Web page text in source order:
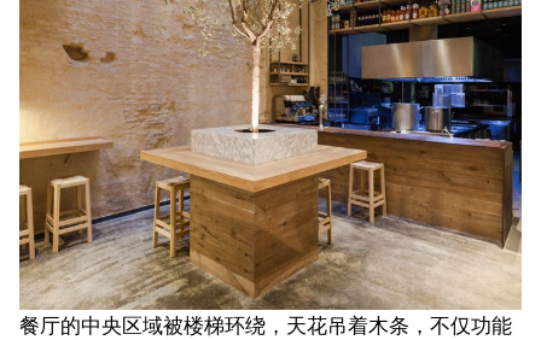
餐厅的中央区域被楼梯环绕，天花吊着木条，不仅功能